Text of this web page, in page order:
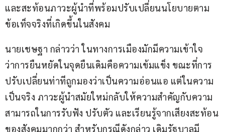
และสะท้อนภาวะผู้นำที่พร้อมปรับเปลี่ยนนโยบายตาม
ข้อเท็จจริงที่เกิดขึ้นในสังคม
นายเชษฐา กล่าวว่า ในทางการเมืองมักมีความเข้าใจ
ว่าการยืนหยัดในจุดยืนเดิมคือความเข้มแข็ง ขณะที่การ
ปรับเปลี่ยนท่าทีถูกมองว่าเป็นความอ่อนแอ แต่ในความ
เป็นจริง ภาวะผู้นำสมัยใหม่กลับให้ความสำคัญกับความ
สามารถในการรับฟัง ปรับตัว และเรียนรู้จากเสียงสะท้อน
ของสังคมมากกว่า สำหรับกรณีดังกล่าว เดิมรัฐบาลมี